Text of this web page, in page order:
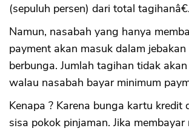
(sepuluh persen) dari total tagihanâ€.
Namun, nasabah yang hanya
payment akan masuk dalam
berbunga. Jumlah tagihan tidak
walau nasabah bayar minimum
Kenapa ? Karena bunga kartu kredit
sisa pokok pinjaman. Jika membayar